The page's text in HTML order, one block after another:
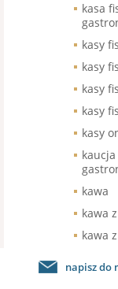
kasa
kasy
kasy
kasy
kasy
kasy
kawa
kawa
kawa
kawa
kiedy
napisz do